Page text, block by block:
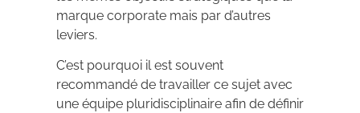
marque corporate mais par d’autres
leviers.
C’est pourquoi il est souvent
recommandé de travailler ce sujet avec
une équipe pluridisciplinaire afin de définir